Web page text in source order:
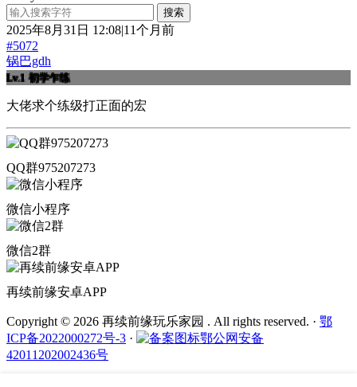
2025年8月31日 12:08|11个月前
#5072
锅巴gdh
Lv.1 初学乍练
大佬求个练级打正面的宏
QQ群975207273
微信小程序
微信2群
再续前缘安卓APP
Copyright © 2026 再续前缘玩乐家园 . All rights reserved. · 鄂
ICP备2022000272号-3 ·
鄂公网安备
42011202002436号